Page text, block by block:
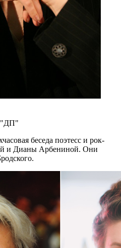
"ДП"
беседа поэтесс и рок-
и Дианы Арбениной. Они